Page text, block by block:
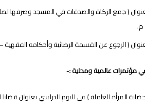
( جمع الزكاة والصدقات في المسجد وصرفها
( الرجوع عن القسمة الرضائية وأحكامه الفقهية –
مؤتمرات عالمية ومحلية :-
المرأة العاملة ) في اليوم الدراسي بعنوان قضايا الأسرة